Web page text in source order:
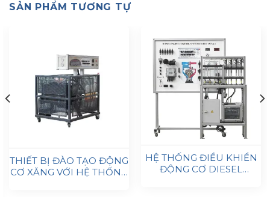
SẢN PHẨM TƯƠNG TỰ
THIẾT BỊ ĐÀO TẠO ĐỘNG
CƠ XĂNG VỚI HỆ THỐNG
HỆ THỐNG ĐIỀU KHIỂN
ĐỘNG CƠ DIESEL